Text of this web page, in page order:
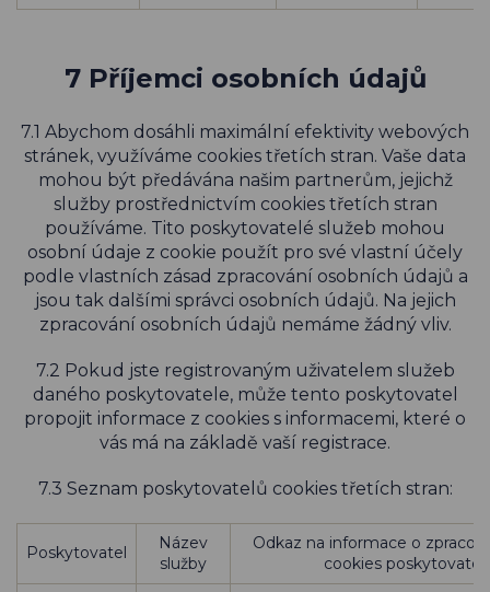
7 Příjemci osobních údajů
7.1 Abychom dosáhli maximální efektivity webových
stránek, využíváme cookies třetích stran. Vaše data
mohou být předávána našim partnerům, jejichž
služby prostřednictvím cookies třetích stran
používáme. Tito poskytovatelé služeb mohou
osobní údaje z cookie použít pro své vlastní účely
podle vlastních zásad zpracování osobních údajů a
jsou tak dalšími správci osobních údajů. Na jejich
zpracování osobních údajů nemáme žádný vliv.
7.2 Pokud jste registrovaným uživatelem služeb
daného poskytovatele, může tento poskytovatel
propojit informace z cookies s informacemi, které o
vás má na základě vaší registrace.
7.3 Seznam poskytovatelů cookies třetích stran:
Poskytovatel
Název
služby
Odkaz na informace o
cookies